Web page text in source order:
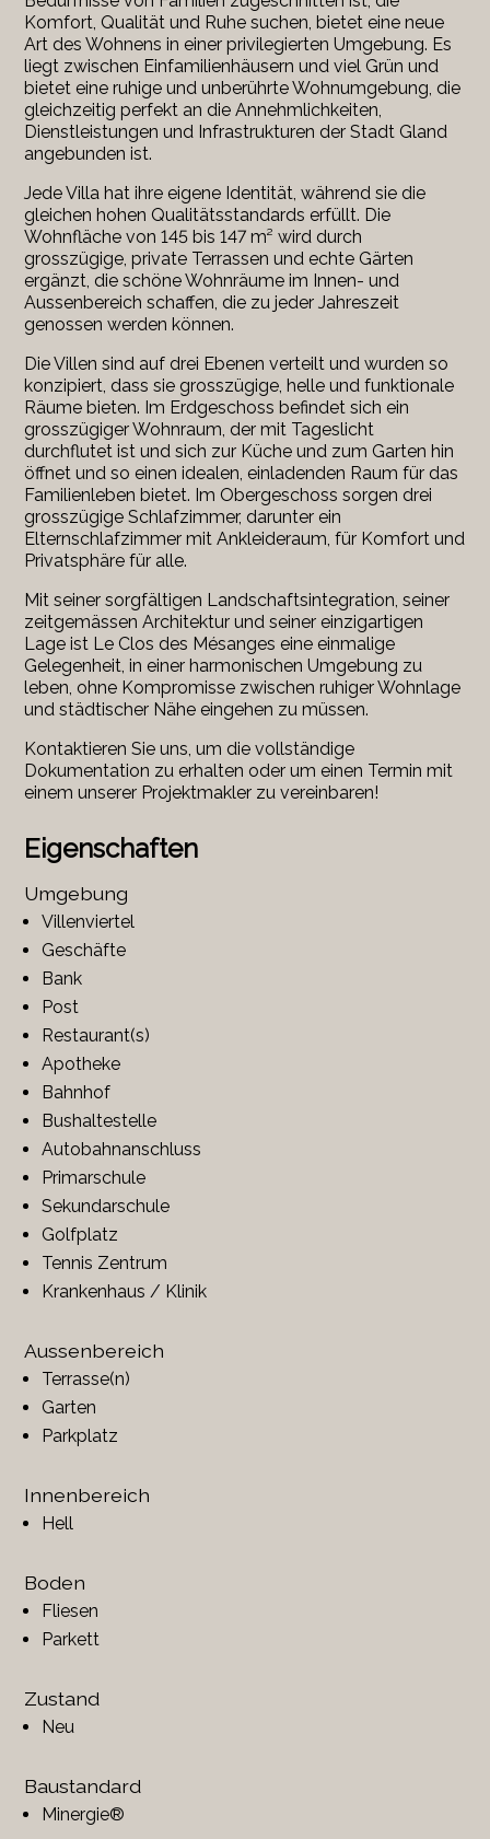
Komfort, Qualität und Ruhe suchen, bietet eine neue
Art des Wohnens in einer privilegierten Umgebung. Es
liegt zwischen Einfamilienhäusern und viel Grün und
bietet eine ruhige und unberührte Wohnumgebung, die
gleichzeitig perfekt an die Annehmlichkeiten,
Dienstleistungen und Infrastrukturen der Stadt Gland
angebunden ist.
Jede Villa hat ihre eigene Identität, während sie die
gleichen hohen Qualitätsstandards erfüllt. Die
Wohnfläche von 145 bis 147 m² wird durch
grosszügige, private Terrassen und echte Gärten
ergänzt, die schöne Wohnräume im Innen- und
Aussenbereich schaffen, die zu jeder Jahreszeit
genossen werden können.
Die Villen sind auf drei Ebenen verteilt und wurden so
konzipiert, dass sie grosszügige, helle und funktionale
Räume bieten. Im Erdgeschoss befindet sich ein
grosszügiger Wohnraum, der mit Tageslicht
durchflutet ist und sich zur Küche und zum Garten hin
öffnet und so einen idealen, einladenden Raum für das
Familienleben bietet. Im Obergeschoss sorgen drei
grosszügige Schlafzimmer, darunter ein
Elternschlafzimmer mit Ankleideraum, für Komfort und
Privatsphäre für alle.
Mit seiner sorgfältigen Landschaftsintegration, seiner
zeitgemässen Architektur und seiner einzigartigen
Lage ist Le Clos des Mésanges eine einmalige
Gelegenheit, in einer harmonischen Umgebung zu
leben, ohne Kompromisse zwischen ruhiger Wohnlage
und städtischer Nähe eingehen zu müssen.
Kontaktieren Sie uns, um die vollständige
Dokumentation zu erhalten oder um einen Termin mit
einem unserer Projektmakler zu vereinbaren!
Eigenschaften
Umgebung
Villenviertel
Geschäfte
Bank
Post
Restaurant(s)
Apotheke
Bahnhof
Bushaltestelle
Autobahnanschluss
Primarschule
Sekundarschule
Golfplatz
Tennis Zentrum
Krankenhaus / Klinik
Aussenbereich
Terrasse(n)
Garten
Parkplatz
Innenbereich
Hell
Boden
Fliesen
Parkett
Zustand
Neu
Baustandard
Minergie®